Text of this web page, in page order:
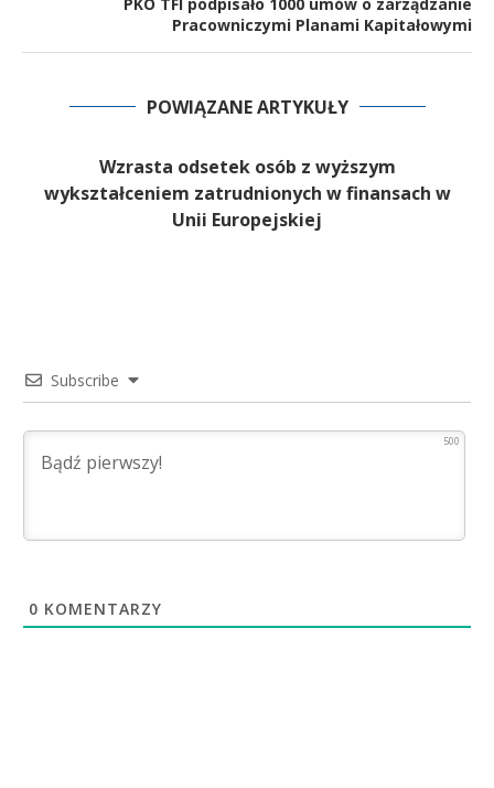
Pracowniczymi Planami Kapitałowymi
POWIĄZANE ARTYKUŁY
Wzrasta odsetek osób z wyższym
wykształceniem zatrudnionych w finansach w
Unii Europejskiej
Subscribe
500
0 KOMENTARZY